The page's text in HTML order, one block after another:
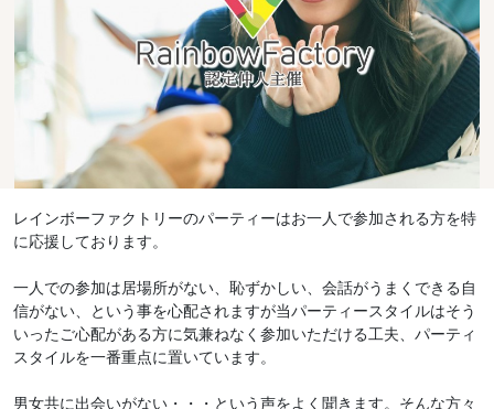
レインボーファクトリーのパーティーはお一人で参加される方を特
に応援しております。
一人での参加は居場所がない、恥ずかしい、会話がうまくできる自
信がない、という事を心配されますが当パーティースタイルはそう
いったご心配がある方に気兼ねなく参加いただける工夫、パーティ
スタイルを一番重点に置いています。
男女共に出会いがない・・・という声をよく聞きます。そんな方々